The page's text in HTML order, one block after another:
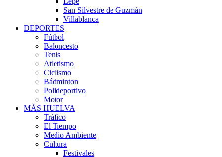
San Silvestre de Guzmán
Villablanca
DEPORTES
Fútbol
Baloncesto
Tenis
Atletismo
Ciclismo
Bádminton
Polideportivo
Motor
MÁS HUELVA
Tráfico
El Tiempo
Medio Ambiente
Cultura
Festivales